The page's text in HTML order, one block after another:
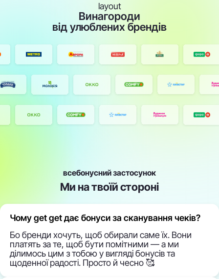
layout
Винагороди
від улюблених брендів
всебонусний застосунок
Ми на твоїй стороні
Чому get get дає бонуси за сканування чеків?
Бо бренди хочуть, щоб обирали саме їх. Вони
платять за те, щоб бути помітними — а ми
ділимось цим з тобою у вигляді бонусів та
щоденної радості. Просто й чесно 🥰